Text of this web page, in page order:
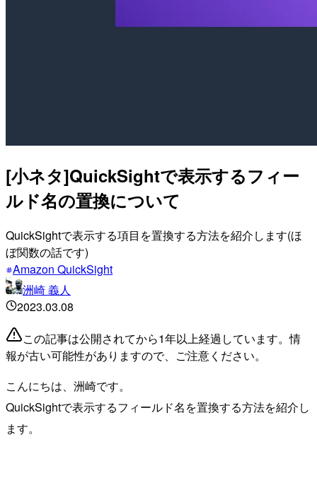
[小ネタ]QuickSightで表示するフィー
ルド名の置換について
QuickSightで表示する項目を置換する方法を紹介します(ほ
ぼ関数の話です)
Amazon QuickSight
洲崎 義人
2023.03.08
この記事は公開されてから1年以上経過しています。情
報が古い可能性がありますので、ご注意ください。
こんにちは、洲崎です。
QuickSightで表示するフィールド名を置換する方法を紹介し
ます。